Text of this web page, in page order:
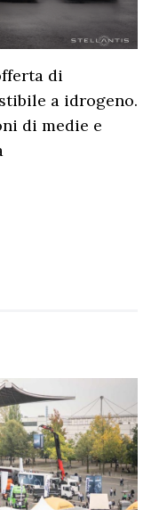
di
a idrogeno.
di medie e